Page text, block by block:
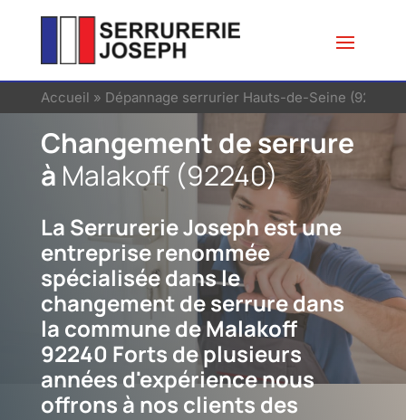
Accueil » Dépannage serrurier Hauts-de-Seine (92)
Changement de serrure
à Malakoff (92240)
La Serrurerie Joseph est une
entreprise renommée
spécialisée dans le
changement de serrure dans
la commune de Malakoff
92240 Forts de plusieurs
années d'expérience nous
offrons à nos clients des